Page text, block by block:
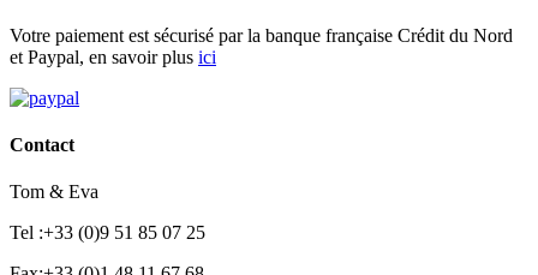
Votre paiement est sécurisé par la banque française Crédit du Nord
et Paypal, en savoir plus ici
Contact
Tom & Eva
Tel :+33 (0)9 51 85 07 25